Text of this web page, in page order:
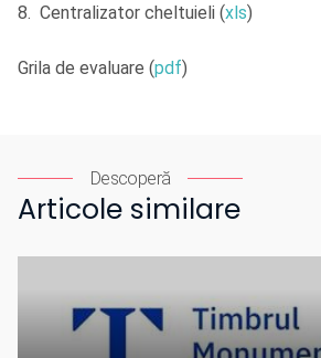
8. Centralizator cheltuieli (xls)
Grila de evaluare (pdf)
Descoperă
Articole similare